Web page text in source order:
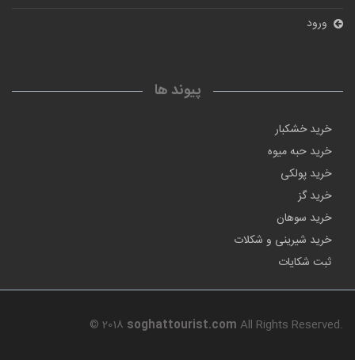
ورود
پیوند ها
خرید خشکبار
خرید حبه میوه
خرید پولکی
خرید گز
خرید سوهان
خرید شیرینی و شکلات
ثبت شکایات
© 2018 soghattourist.com All Rights Reserved.